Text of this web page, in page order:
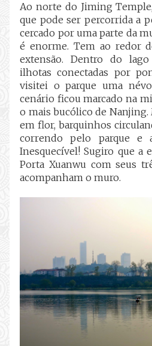
Ao norte do Jiming
que pode ser percorrida a
cercado por uma parte da
é enorme. Tem ao redor
extensão. Dentro do
ilhotas conectadas por
visitei o parque uma
cenário ficou marcado na
o mais bucólico de Nanjing.
em flor, barquinhos
correndo pelo parque e
Inesquecível! Sugiro que a
Porta Xuanwu com seus
acompanham o muro.